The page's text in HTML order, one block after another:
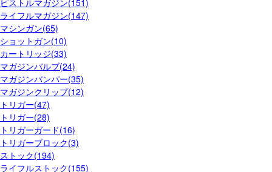
ライフルマガジン(147)
マシンガン(65)
ショットガン(10)
カートリッジ(33)
マガジンバルブ(24)
マガジンバンパー(35)
マガジンクリップ(12)
トリガー(47)
トリガー(28)
トリガーガード(16)
トリガーブロック(3)
ストック(194)
ライフルストック(155)